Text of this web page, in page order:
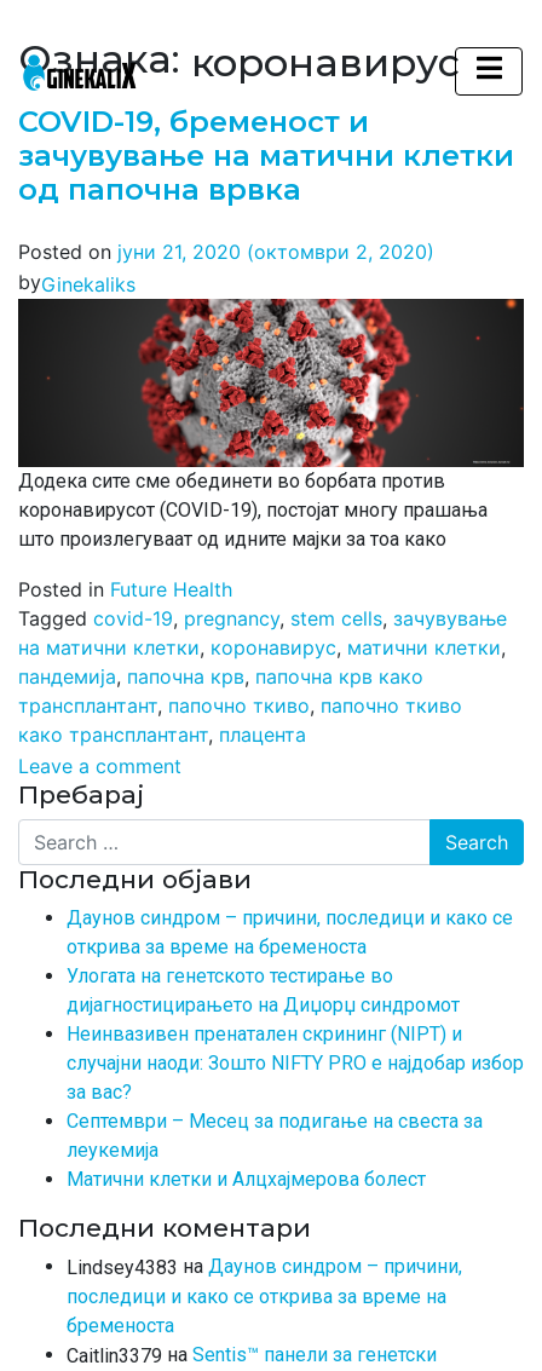
Main Navigation
Ознака: коронавирус
COVID-19, бременост и
зачувување на матични клетки
од папочна врвка
Posted on јуни 21, 2020 (октомври 2, 2020)
byGinekaliks
Додека сите сме обединети во борбата против
коронавирусот (COVID-19), постојат многу прашања
што произлегуваат од идните мајки за тоа како
Posted in Future Health
Tagged covid-19, pregnancy, stem cells, зачувување
на матични клетки, коронавирус, матични клетки,
пандемија, папочна крв, папочна крв како
трансплантант, папочно ткиво, папочно ткиво
како трансплантант, плацента
Leave a comment
Пребарај
Search
Последни објави
Даунов синдром – причини, последици и како се
открива за време на бременоста
Улогата на генетското тестирање во
дијагностицирањето на Диџорџ синдромот
Неинвазивен пренатален скрининг (NIPT) и
случајни наоди: Зошто NIFTY PRO е најдобар избор
за вас?
Септември – Месец за подигање на свеста за
леукемија
Матични клетки и Алцхајмерова болест
Последни коментари
Lindsey4383 на Даунов синдром – причини,
последици и како се открива за време на
бременоста
Caitlin3379 на Sentis™ панели за генетски